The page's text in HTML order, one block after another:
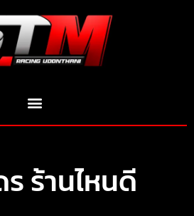
ร้านไหนดี